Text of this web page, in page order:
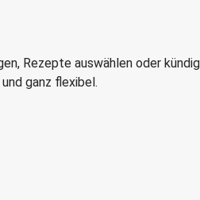
Rezepte auswählen oder
ganz flexibel.